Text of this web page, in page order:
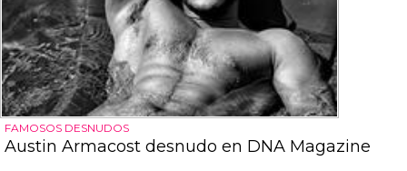
FAMOSOS DESNUDOS
Austin Armacost desnudo en DNA Magazine